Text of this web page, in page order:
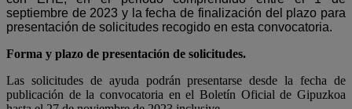
septiembre de 2023 y la fecha de finalización del plazo para
presentación de solicitudes recogido en esta convocatoria.
Forma y plazo de presentación de solicitudes.
Las solicitudes de ayuda podrán presentarse desde la fecha de
publicación de la convocatoria en el Boletín Oficial de Gipuzkoa